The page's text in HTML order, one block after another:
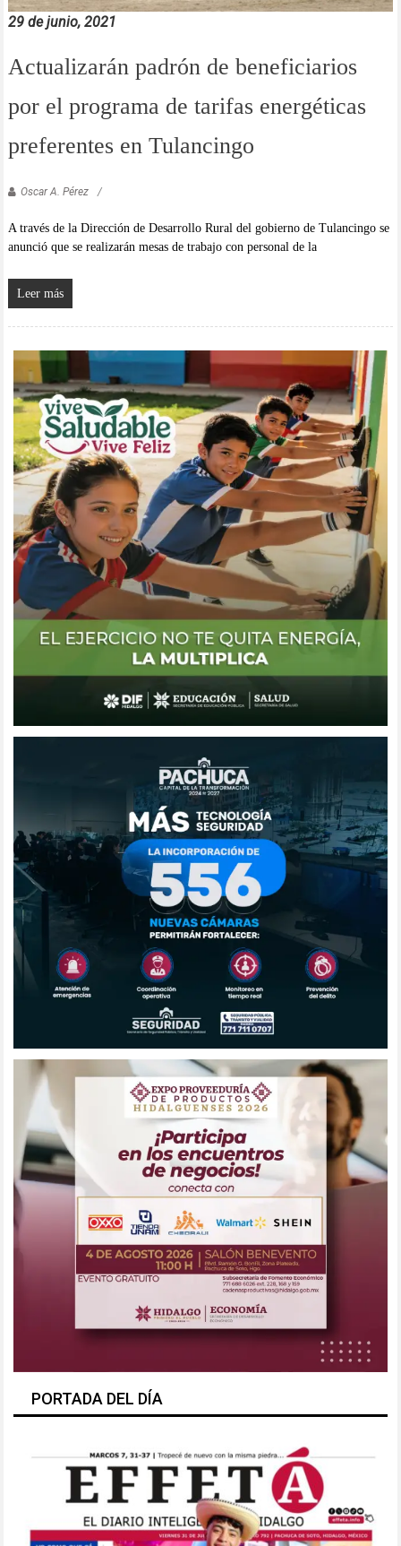
29 de junio, 2021
Actualizarán padrón de beneficiarios
por el programa de tarifas energéticas
preferentes en Tulancingo
Oscar A. Pérez
A través de la Dirección de Desarrollo Rural del gobierno de Tulancingo se
anunció que se realizarán mesas de trabajo con personal de la
Leer más
PORTADA DEL DÍA